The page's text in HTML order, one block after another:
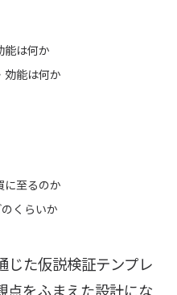
能は何か
効能は何か
に至るのか
くらいか
じた仮説検証テンプレ
点をふまえた設計にな